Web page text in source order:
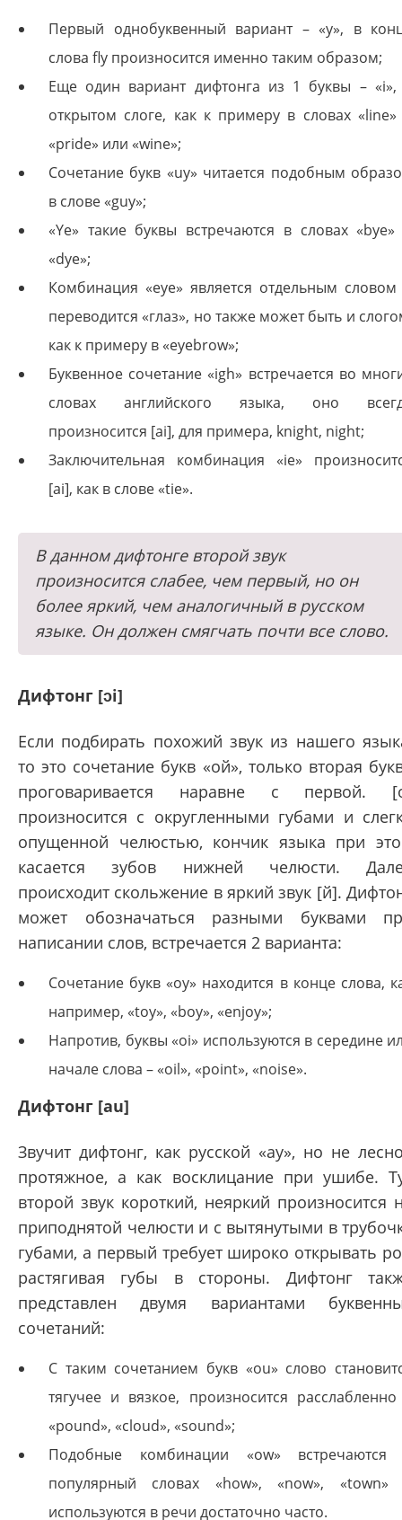
Первый однобуквенный вариант – «y», в
слова fly произносится именно таким образом;
Еще один вариант дифтонга из 1 буквы –
открытом слоге, как к примеру в словах
«pride» или «wine»;
Сочетание букв «uy» читается подобным
в слове «guy»;
«Ye» такие буквы встречаются в словах
«dye»;
Комбинация «eye» является отдельным
переводится «глаз», но также может быть и
как к примеру в «eyebrow»;
Буквенное сочетание «igh» встречается во
словах английского языка, оно
произносится [ai], для примера, knight, night;
Заключительная комбинация «ie»
[ai], как в слове «tie».
В данном дифтонге второй звук
произносится слабее, чем первый, но он
более яркий, чем аналогичный в русском
языке. Он должен смягчать почти все слово.
Дифтонг [ɔi]
Если подбирать похожий звук из нашего
то это сочетание букв «ой», только вторая
проговаривается наравне с первой.
произносится с округленными губами и
опущенной челюстью, кончик языка при
касается зубов нижней челюсти.
происходит скольжение в яркий звук [й].
может обозначаться разными буквами
написании слов, встречается 2 варианта:
Сочетание букв «oy» находится в конце слова,
например, «toy», «boy», «enjoy»;
Напротив, буквы «oi» используются в середине
начале слова – «oil», «point», «noise».
Дифтонг [au]
Звучит дифтонг, как русской «ау», но не
протяжное, а как восклицание при ушибе.
второй звук короткий, неяркий произносится
приподнятой челюсти и с вытянутыми в
губами, а первый требует широко открывать
растягивая губы в стороны. Дифтонг
представлен двумя вариантами
сочетаний:
С таким сочетанием букв «ou» слово
тягучее и вязкое, произносится
«pound», «cloud», «sound»;
Подобные комбинации «ow» встречаются
популярный словах «how», «now», «town»
используются в речи достаточно часто.